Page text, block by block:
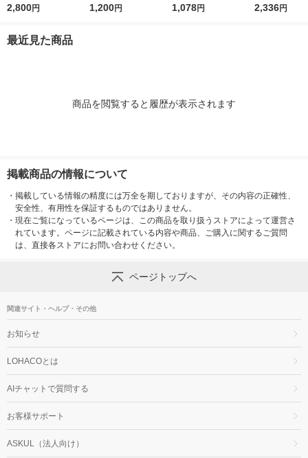
プ (通販用)
2,800円
1パック（75g×7本
1,200円
イス 水洗いなし 浸透
1,078円
イス 水洗いな
2,336円
最近見た商品
商品を閲覧すると履歴が表示されます
掲載商品の情報について
・ 掲載している情報の精度には万全を期しておりますが、その内容の正確性、
安全性、有用性を保証するものではありません。
・ 現在ご覧になっているページは、この商品を取り扱うストアによって運営さ
れています。ページに記載されている内容や商品、ご購入に関するご質問
は、直接各ストアにお問い合わせください。
ページトップへ
関連サイト・ヘルプ・その他
お知らせ
LOHACOとは
AIチャットで質問する
お客様サポート
ASKUL（法人向け）